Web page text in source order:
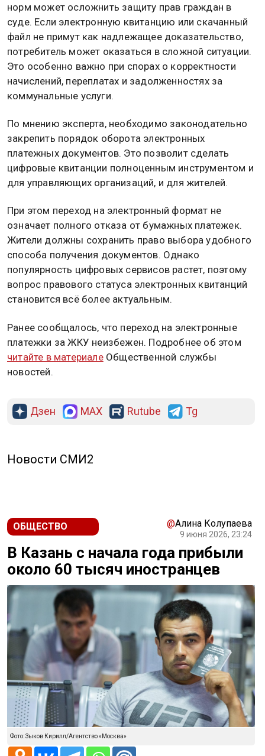
норм может осложнить защиту прав граждан в
суде. Если электронную квитанцию или скачанный
файл не примут как надлежащее доказательство,
потребитель может оказаться в сложной ситуации.
Это особенно важно при спорах о корректности
начислений, переплатах и задолженностях за
коммунальные услуги.
По мнению эксперта, необходимо законодательно
закрепить порядок оборота электронных
платежных документов. Это позволит сделать
цифровые квитанции полноценным инструментом и
для управляющих организаций, и для жителей.
При этом переход на электронный формат не
означает полного отказа от бумажных платежек.
Жители должны сохранить право выбора удобного
способа получения документов. Однако
популярность цифровых сервисов растет, поэтому
вопрос правового статуса электронных квитанций
становится всё более актуальным.
Ранее сообщалось, что переход на электронные
платежки за ЖКУ неизбежен. Подробнее об этом
читайте в материалеОбщественной службы
новостей.
Дзен MAX Rutube Tg
Новости СМИ2
ОБЩЕСТВО @Алина Колупаева
9 июня 2026, 23:24
В Казань с начала года прибыли
около 60 тысяч иностранцев
Фото: Зыков Кирилл/Агентство «Москва»